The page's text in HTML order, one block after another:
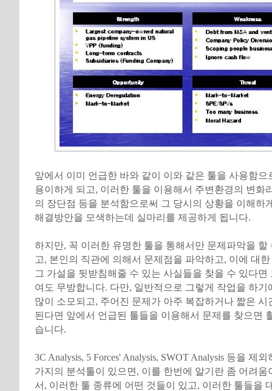
앞에서 이미 언급한 바와 같이 이와 같은 툴을 사용함으
용이하게 되고, 이러한 툴을 이용해서 주변환경의 변화
의 장단점 등을 분석함으로써 그 당시의 상황을 이해하
해결방안을 모색하는데 실마리를 제공하게 됩니다.
하지만, 꼭 이러한 유명한 툴을 통해서만 문제파악을 할
고, 본인의 직관에 의해서 문제점을 파악하고, 이에 대
그 가설을 뒷받침해줄 수 있는 사실들을 찾을 수 있다면
여도 무방합니다. 다만, 일반적으로 그렇게 작업을 하기
많이 소모되고, 주어진 문제가 아주 복잡하거나 짧은 시
된다면 앞에서 언급된 툴들을 이용해서 문제를 찾으면
습니다.
3C Analysis, 5 Forces' Analysis, SWOT Analysis 등을 제
가지의 분석툴이 있으면, 이를 한번에 알기란 좀 어려움
서, 이러한 툴 종류에 어떤 것들이 있고, 이러한 툴들을